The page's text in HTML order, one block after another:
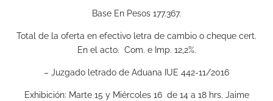
Base En Pesos 177.367.
Total de la oferta en efectivo letra de cambio o cheque cert.
En el acto. Com. e Imp. 12,2%.
– Juzgado letrado de Aduana IUE 442-11/2016
Exhibición: Marte 15 y Miércoles 16 de 14 a 18 hrs. Jaime